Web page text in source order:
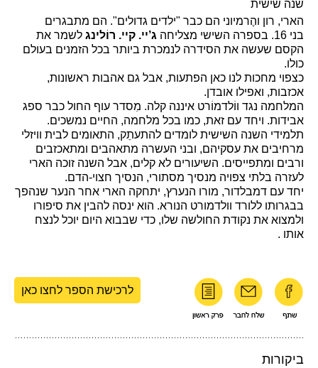
שנה שישית
הארי, רון והֶרמיוני הם כבר "ילדים גדולים". הם מתבגרים
בני
בספרה השישי מצליחה ג’יי. קיי. רוֹלינג לשמר את
הקסם שעשה את הסידרה לנמכרת ביותר בכל הזמנים בעולם
כולו.
כצפוי מחכות לנו כאן הפתעות, אבל גם אהבות ראשונות,
אכזבות, ואפילו אובדן.
המלחמה נגד ווֹלדמוֹרט איננה קלה. מִסדר עוף החול כבר ספג
אבידות. ויחד עם זאת, כמו בכל מלחמה, החיים נמשכים.
תלמידי השנה השישית לומדים להתעתֵק, התאומים לבית וויזלי
מרחיבים את עסקיהם, ובני העשרה מתאהבים ומתאכזבים
ורבים ומתפייסים. השיעורים לא קלים, אבל השנה זוכה הארי
לעזרה בלתי צפויה מנסיך מסתורי, הנסיך חצוי-הדם.
יחד עם דמבלדור, מורו הנערץ, יתחקה הארי אחר הנער שנהפך
בבגרותו ללורד וולדמורט הנורא. הוא ינסה להבין את סיפורו
ולמצוא את נקודת החולשה שלו, כדי שבבוא היום יוכל לנצח
אותו .
לרכישת הספר לחצו כאן
ביקורות